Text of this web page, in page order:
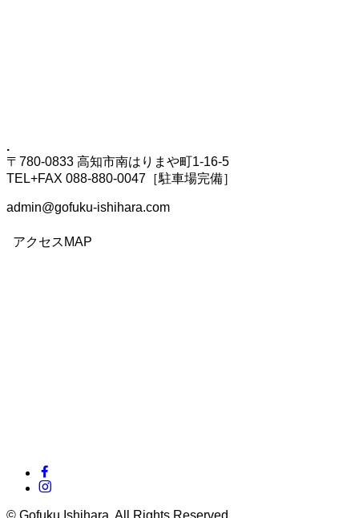
.
〒780-0833 高知市南はりまや町1-16-5
TEL+FAX 088-880-0047［駐車場完備］
admin@gofuku-ishihara.com
アクセスMAP
© Gofuku Ishihara. All Rights Reserved.